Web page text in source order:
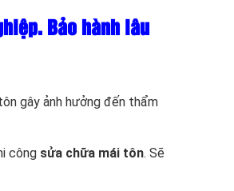
Bảo hành lâu
gây ảnh hưởng đến thẩm
công sửa chữa mái tôn. Sẽ